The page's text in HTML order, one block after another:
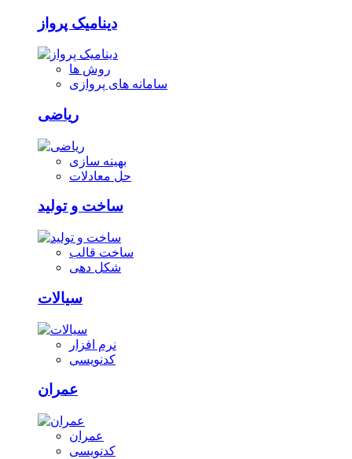
دینامیک پرواز
روش ها
سامانه های پروازی
ریاضی
بهینه سازی
حل معادلات
ساخت و تولید
ساخت قالب
شکل دهی
سیالات
نرم افزار
کدنویسی
عمران
عمران
کدنویسی